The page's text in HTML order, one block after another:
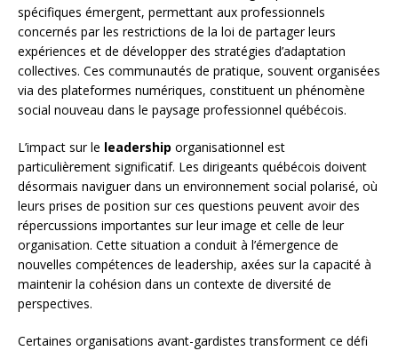
spécifiques émergent, permettant aux professionnels
concernés par les restrictions de la loi de partager leurs
expériences et de développer des stratégies d’adaptation
collectives. Ces communautés de pratique, souvent organisées
via des plateformes numériques, constituent un phénomène
social nouveau dans le paysage professionnel québécois.
L’impact sur le leadership organisationnel est
particulièrement significatif. Les dirigeants québécois doivent
désormais naviguer dans un environnement social polarisé, où
leurs prises de position sur ces questions peuvent avoir des
répercussions importantes sur leur image et celle de leur
organisation. Cette situation a conduit à l’émergence de
nouvelles compétences de leadership, axées sur la capacité à
maintenir la cohésion dans un contexte de diversité de
perspectives.
Certaines organisations avant-gardistes transforment ce défi